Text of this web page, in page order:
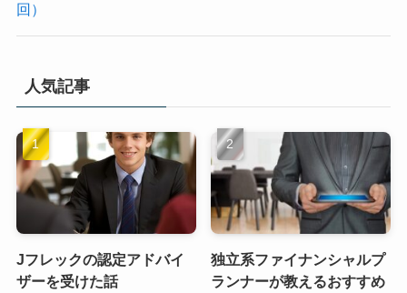
回）
人気記事
Jフレックの認定アドバイ
ザーを受けた話
独立系ファイナンシャルプ
ランナーが教えるおすすめ